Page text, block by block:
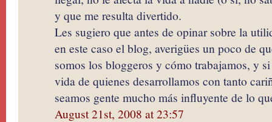
y que me resulta divertido.
Les sugiero que antes de opinar sobre la
en este caso el blog, averigües un poco de
somos los bloggeros y cómo trabajamos, y
vida de quienes desarrollamos con tanto
seamos gente mucho más influyente de lo
August 21st, 2008 at 23:57